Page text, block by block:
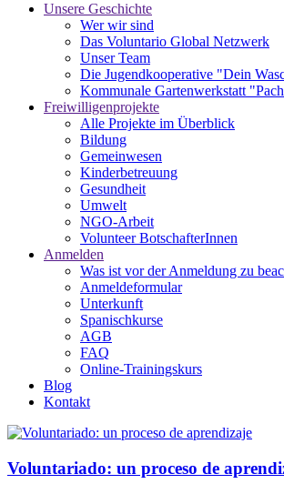
Unsere Geschichte
Wer wir sind
Das Voluntario Global Netzwerk
Unser Team
Die Jugendkooperative "Dein
Kommunale Gartenwerkstatt
Freiwilligenprojekte
Alle Projekte im Überblick
Bildung
Gemeinwesen
Kinderbetreuung
Gesundheit
Umwelt
NGO-Arbeit
Volunteer BotschafterInnen
Anmelden
Was ist vor der Anmeldung zu
Anmeldeformular
Unterkunft
Spanischkurse
AGB
FAQ
Online-Trainingskurs
Blog
Kontakt
Voluntariado: un proceso de